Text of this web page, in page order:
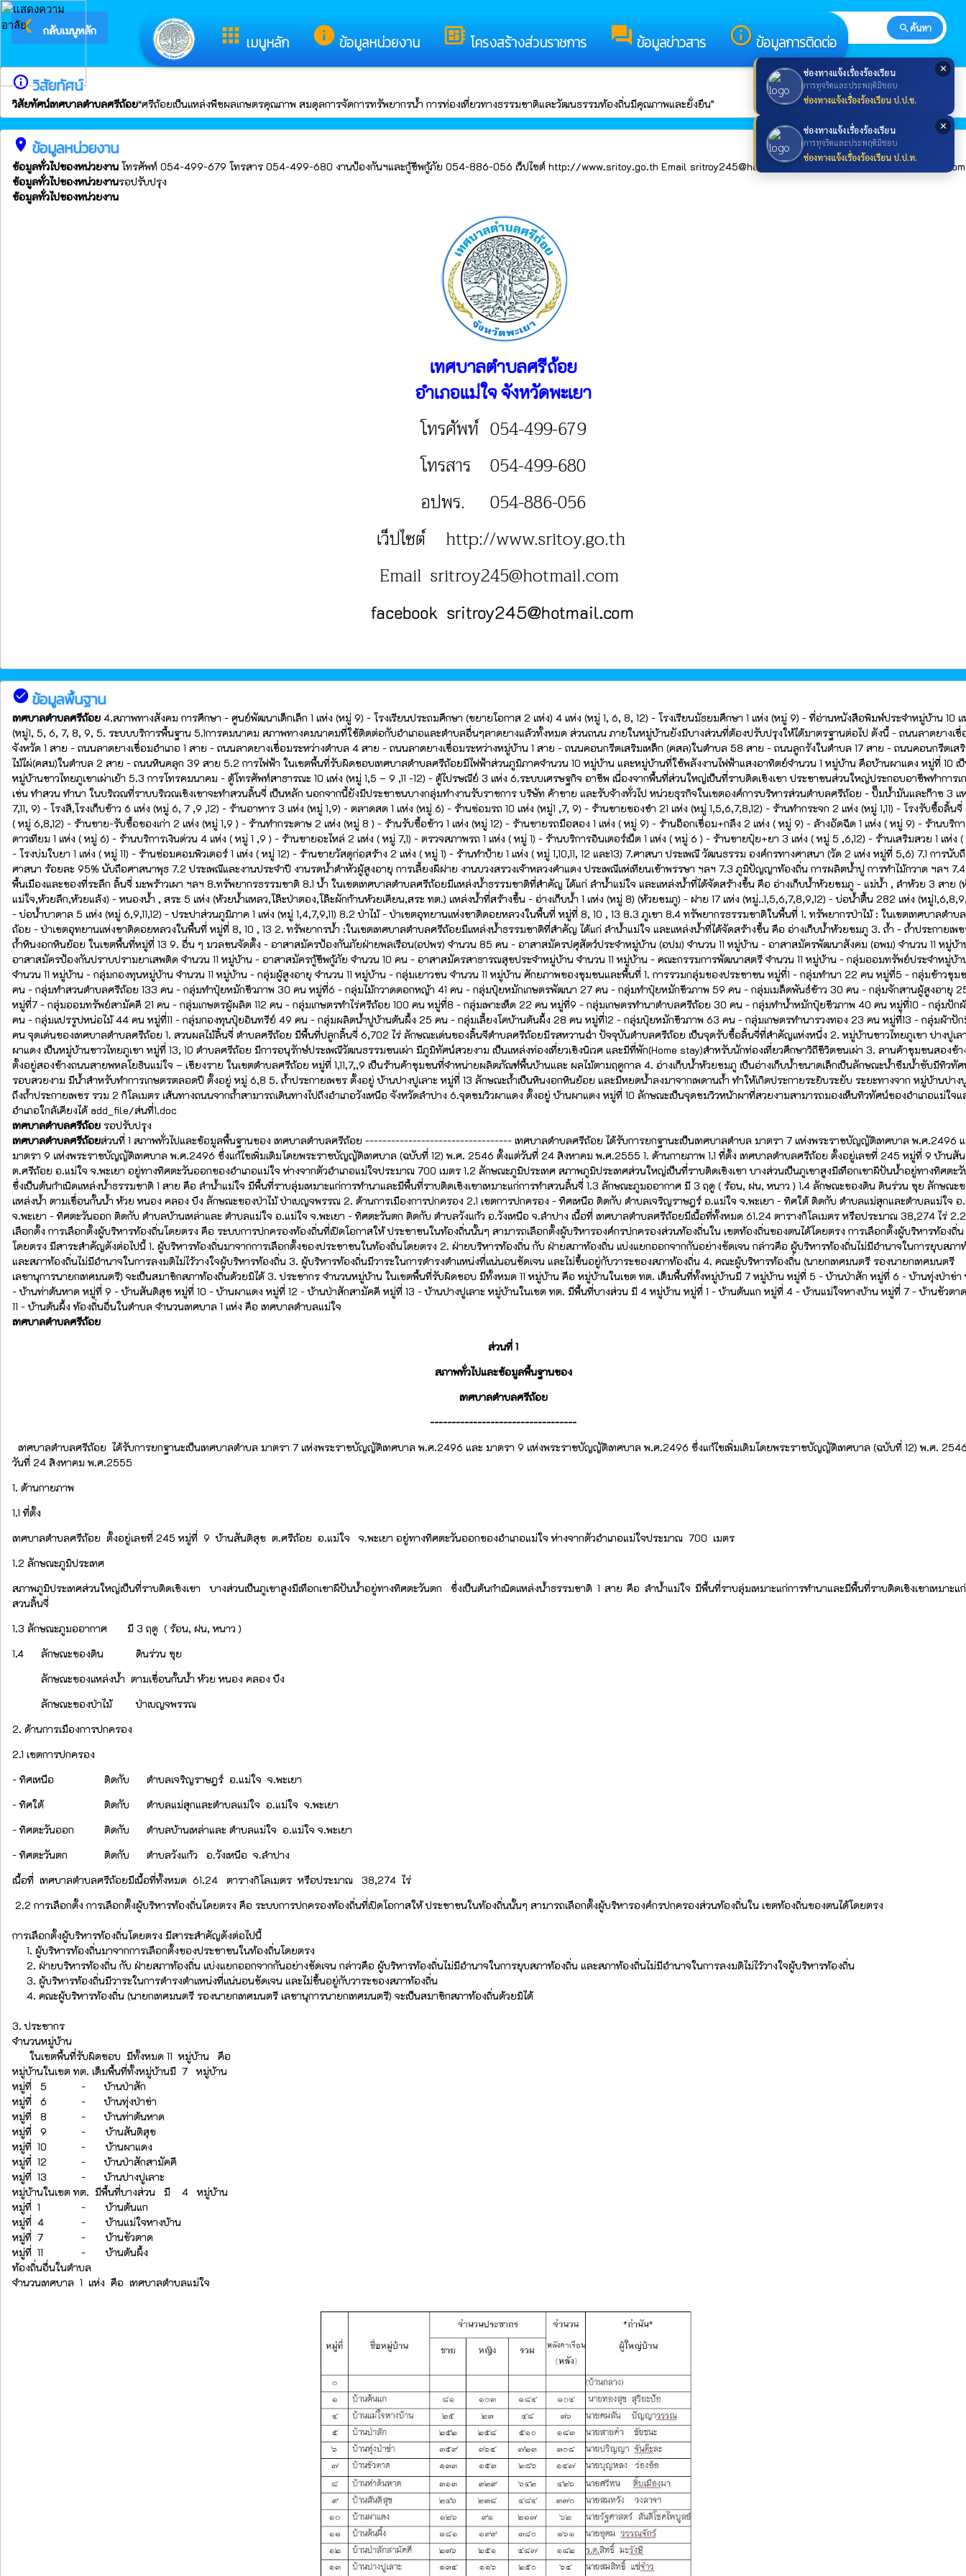
✕
ช่องทางแจ้งเรื่องร้องเรียน
การทุจริตและประพฤติมิชอบ
ช่องทางแจ้งเรื่องร้องเรียน ป.ป.ช.
✕
ช่องทางแจ้งเรื่องร้องเรียน
การทุจริตและประพฤติมิชอบ
ช่องทางแจ้งเรื่องร้องเรียน ป.ป.ท.
apps เมนูหลัก info ข้อมูลหน่วยงาน developer_board โครงสร้างส่วนราชการ forum ข้อมูลข่าวสาร info_outline ข้อมูลการติดต่อ
arrow_back_ios กลับเมนูหลัก ยินดีต้อนรับสู่เว็บไซต์ของ เทศบาลตำบลศรีถ้อย search search ค้นหา
info_outlineวิสัยทัศน์
วิสัยทัศน์เทศบาลตำบลศรีถ้อย“ศรีถ้อยเป็นแหล่งพืชผลเกษตรคุณภาพ สมดุลการจัดการทรัพยากรน้ำ การท่องเที่ยวทางธรรมชาติและวัฒนธรรมท้องถิ่นมีคุณภาพและยั่งยืน”
place ข้อมูลหน่วยงาน
ข้อมูลทั่วไปของหน่วยงาน โทรศัพท์ 054-499-679 โทรสาร 054-499-680 งานป้องกันฯและกู้ชีพกู้ภัย 054-886-056 เว็ปไซต์ http://www.sritoy.go.th Email sritroy245@hotmail.com facebook sritroy245@hotmail.com
ข้อมูลทั่วไปของหน่วยงานรอปรับปรุง
ข้อมูลทั่วไปของหน่วยงาน
เทศบาลตำบลศรีถ้อย
อำเภอแม่ใจ จังหวัดพะเยา
โทรศัพท์ 054-499-679
โทรสาร
054-499-680
อปพร.
054-886-056
เว็ปไซต์
http://www.sritoy.go.th
Email sritroy245@hotmail.com
facebook sritroy245@hotmail.com
check_circle ข้อมูลพื้นฐาน
เทศบาลตำบลศรีถ้อย 4.สภาพทางสังคม การศึกษา - ศูนย์พัฒนาเด็กเล็ก 1 แห่ง (หมู่ 9) - โรงเรียนประถมศึกษา (ขยายโอกาส 2 แห่ง) 4 แห่ง (หมู่ 1, 6, 8, 12) - โรงเรียนมัธยมศึกษา 1 แห่ง (หมู่ 9) - ที่อ่านหนังสือพิมพ์ประจำหมู่บ้าน 10 แ
(หมู่1, 5, 6, 7, 8, 9, 5. ระบบบริการพื้นฐาน 5.1การคมนาคม สภาพทางคมนาคมที่ใช้ติดต่อกับอำเภอและตำบลอื่นๆลาดยางแล้วทั้งหมด ส่วนถนน ภายในหมู่บ้านยังมีบางส่วนที่ต้องปรับปรุงให้ได้มาตรฐานต่อไป ดังนี้ - ถนนลาดยางเชื่
จังหวัด 1 สาย - ถนนลาดยางเชื่อมอำเภอ 1 สาย - ถนนลาดยางเชื่อมระหว่างตำบล 4 สาย - ถนนลาดยางเชื่อมระหว่างหมู่บ้าน 1 สาย - ถนนคอนกรีตเสริมเหล็ก (คสล)ในตำบล 58 สาย - ถนนลูกรังในตำบล 17 สาย - ถนนคอนกรีตเส
ไม้ไผ่(คสม)ในตำบล 2 สาย - ถนนหินคลุก 39 สาย 5.2 การไฟฟ้า ในเขตพื้นที่รับผิดชอบเทศบาลตำบลศรีถ้อยมีไฟฟ้าส่วนภูมิภาคจำนวน 10 หมู่บ้าน และหมู่บ้านที่ใช้พลังงานไฟฟ้าแสงอาทิตย์จำนวน 1 หมู่บ้าน คือบ้านผาแดง หมู่ที่ 10 เ
หมู่บ้านชาวไทยภูเขาเผ่าเย้า 5.3 การโทรคมนาคม - ตู้โทรศัพท์สาธารณะ 10 แห่ง (หมู่ 1,5 – 9 ,11 -12) - ตู้ไปรษณีย์ 3 แห่ง 6.ระบบเศรษฐกิจ อาชีพ เนื่องจากพื้นที่ส่วนใหญ่เป็นที่ราบติดเชิงเขา ประชาชนส่วนใหญ่ประกอบอาชีพทำการเ
เช่น ทำสวน ทำนา ในบริเวณที่ราบบริเวณเชิงเขาจะทำสวนลิ้นจี่ เป็นหลัก นอกจากนี้ยังมีประชาชนบางกลุ่มทำงานรับราชการ บริษัท ค้าขาย และรับจ้างทั่วไป หน่วยธุรกิจในเขตองค์การบริหารส่วนตำบลศรีถ้อย - ปั๊มน้ำมันและก๊าซ 3 แ
7,11, 9) - โรงสี,โรงเก็บข้าว 6 แห่ง (หมู่ 6, 7 ,9 ,12) - ร้านอาหาร 3 แห่ง (หมู่ 1,9) - ตลาดสด 1 แห่ง (หมู่ 6) - ร้านซ่อมรถ 10 แห่ง (หมู่1 ,7, 9) - ร้านขายของชำ 21 แห่ง (หมู่ 1,5,6,7,8,12) - ร้านทำกระจก 2 แห่ง (หมู่ 1,11) - โรงรับซื้อลิ้นจี่
( หมู่ 6,8,12) - ร้านขาย-รับซื้อของเก่า 2 แห่ง (หมู่ 1,9 ) - ร้านทำกระดาษ 2 แห่ง (หมู่ 8 ) - ร้านรับซื้อข้าว 1 แห่ง (หมู่ 12) - ร้านขายรถมือสอง 1 แห่ง ( หมู่ 9) - ร้านอ๊อกเชื่อม+กลึง 2 แห่ง ( หมู่ 9) - ล้างอัดฉีด 1 แห่ง ( หมู่ 9) - ร้านบริก
ดาวเทียม 1 แห่ง ( หมู่ 6) - ร้านบริการเงินด่วน 4 แห่ง ( หมู่ 1 ,9 ) - ร้านขายอะไหล่ 2 แห่ง ( หมู่ 7,1) - ตรวจสภาพรถ 1 แห่ง ( หมู่ 1) - ร้านบริการอินเตอร์เน็ต 1 แห่ง ( หมู่ 6 ) - ร้านขายปุ๋ย+ยา 3 แห่ง ( หมู่ 5 ,6,12) - ร้านเสริมสวย 1 แห่ง (
- โรงบ่มใบยา 1 แห่ง ( หมู่ 11) - ร้านซ่อมคอมพิวเตอร์ 1 แห่ง ( หมู่ 12) - ร้านขายวัสดุก่อสร้าง 2 แห่ง ( หมู่ 1) - ร้านทำป้าย 1 แห่ง ( หมู่ 1,10,11, 12 และ13) 7.ศาสนา ประเพณี วัฒนธรรม องค์กรทางศาสนา (วัด 2 แห่ง หมู่ที่ 5,6) 7.1 การนับ
ศาสนา ร้อยละ 95% นับถือศาสนาพุธ 7.2 ประเพณีและงานประจำปี งานรดน้ำดำหัวผู้สูงอายุ การเลี้ยงผีฝาย งานบวงสรวงเจ้าหลวงคำแดง ประเพณีแห่เทียนเข้าพรรษา ฯลฯ 7.3 ภูมิปัญญาท้องถิ่น การผลิตน้ำปู การทำไม้กวาด ฯลฯ
พื้นเมืองและของที่ระลึก ลิ้นจี่ มะพร้าวเผา ฯลฯ 8.ทรัพยากรธรรมชาติ 8.1 น้ำ ในเขตเทศบาลตำบลศรีถ้อยมีแหล่งน้ำธรรมชาติที่สำคัญ ได้แก่ ลำน้ำแม่ใจ และแหล่งน้ำที่ได้จัดสร้างขึ้น คือ อ่างเก็บน้ำห้วยชมภู - แม่น้ำ , ลำห้วย 3 สาย (
แม่ใจ,ห้วยลึก,ห้วยแล้ง) - หนองน้ำ , สระ 5 แห่ง (ห้วยน้ำแหลว,โล๊ะป่าตอง,โล๊ะผักก้านห้วยเคียน,สระ ทต.) แหล่งน้ำที่สร้างขึ้น - อ่างเก็บน้ำ 1 แห่ง (หมู่ 8) (ห้วยชมภู) - ฝาย 17 แห่ง (หมู่..1,5,6,7,8,9,12) - บ่อน้ำตื้น 282 แห่ง (หมู่
- บ่อน้ำบาดาล 5 แห่ง (หมู่ 6,9,11,12) - ประปาส่วนภูมิภาค 1 แห่ง (หมู่ 1,4,7,9,11) 8.2 ป่าไม้ - ป่าเขตอุทยานแห่งชาติดอยหลวงในพื้นที่ หมู่ที่ 8, 10 , 13 8.3 ภูเขา 8.4 ทรัพยากรธรรมชาติในพื้นที่ 1. ทรัพยากรป่าไม้ : ในเขตเทศบาลตำบ
ถ้อย - ป่าเขตอุทยานแห่งชาติดอยหลวงในพื้นที่ หมู่ที่ 8, 10 , 13 2. ทรัพยากรน้ำ :ในเขตเทศบาลตำบลศรีถ้อยมีแหล่งน้ำธรรมชาติที่สำคัญ ได้แก่ ลำน้ำแม่ใจ และแหล่งน้ำที่ได้จัดสร้างขึ้น คือ อ่างเก็บน้ำห้วยชมภู 3. ถ้ำ - ถ้ำประกายเพช
ถ้ำหินงอกหินย้อย ในเขตพื้นที่หมู่ที่ 13 9. อื่น ๆ มวลชนจัดตั้ง - อาสาสมัครป้องกันภัยฝ่ายพลเรือน(อปพร) จำนวน 85 คน - อาสาสมัครปศุสัตว์ประจำหมู่บ้าน (อปม) จำนวน 11 หมู่บ้าน - อาสาสมัครพัฒนาสังคม (อพม) จำนวน 11 หมู่บ้
อาสาสมัครป้องกันปราบปรามยาเสพติด จำนวน 11 หมู่บ้าน - อาสาสมัครกู้ชีพกู้ภัย จำนวน 10 คน - อาสาสมัครสาธารณสุขประจำหมู่บ้าน จำนวน 11 หมู่บ้าน - คณะกรรมการพัฒนาสตรี จำนวน 11 หมู่บ้าน - กลุ่มออมทรัพย์ประจำหมู่บ้า
จำนวน 11 หมู่บ้าน - กลุ่มกองทุนหมู่บ้าน จำนวน 11 หมู่บ้าน - กลุ่มผู้สูงอายุ จำนวน 11 หมู่บ้าน - กลุ่มเยาวชน จำนวน 11 หมู่บ้าน ศักยภาพของชุมชนและพื้นที่ 1. การรวมกลุ่มของประชาชน หมู่ที่1 - กลุ่มทำนา 22 คน หมู่ที่5 - กลุ่มข้าวชุม
คน - กลุ่มทำสวนตำบลศรีถ้อย 133 คน - กลุ่มทำปุ๋ยหมักชีวภาพ 30 คน หมู่ที่6 - กลุ่มไม้กวาดดอกหญ้า 41 คน - กลุ่มปุ๋ยหมักเกษตรพัฒนา 27 คน - กลุ่มทำปุ๋ยหมักชีวภาพ 59 คน - กลุ่มเมล็ดพันธ์ข้าว 30 คน - กลุ่มจักสานผู้สูงอายุ
หมู่ที่7 - กลุ่มออมทรัพย์สามัคคี 21 คน - กลุ่มเกษตรผู้ผลิต 112 คน - กลุ่มเกษตรทำไร่ศรีถ้อย 100 คน หมู่ที่8 - กลุ่มเพาะเห็ด 22 คน หมู่ที่9 - กลุ่มเกษตรทำนาตำบลศรีถ้อย 30 คน - กลุ่มทำน้ำหมักปุ๋ยชีวภาพ 40 คน หมู่ที่10 - กลุ่มปัก
คน - กลุ่มแปรรูปหน่อไม้ 44 คน หมู่ที่11 - กลุ่มกองทุนปุ๋ยอินทรีย์ 49 คน - กลุ่มผลิตน้ำปูบ้านต้นผึ้ง 25 คน - กลุ่มเลี้ยงโคบ้านต้นผึ้ง 28 คน หมู่ที่12 - กลุ่มปุ๋ยหมักชีวภาพ 63 คน - กลุ่มเกษตรทำนารวงทอง 23 คน หมู่ที่13 - กลุ่มผ้าปัก
คน จุดเด่นของเทศบาลตำบลศรีถ้อย 1. สวนผลไม้ลิ้นจี่ ตำบลศรีถ้อย มีพื้นที่ปลูกลิ้นจี่ 6,702 ไร่ ลักษณะเด่นของลิ้นจีตำบลศรีถ้อยมีรสหวานฉ่ำ ปัจจุบันตำบลศรีถ้อย เป็นจุดรับซื้อลิ้นจี่ที่สำคัญแห่งหนึ่ง 2. หมู่บ้านชาวไทยภูเขา ปางปูเล
ผาแดง เป็นหมู่บ้านชาวไทยภูเขา หมู่ที่ 13, 10 ตำบลศรีถ้อย มีการอนุรักษ์ประเพณีวัฒนธรรมชนเผ่า มีภูมิทัศน์สวยงาม เป็นแหล่งท่องเที่ยวเชิงนิเวศ และมีที่พัก(Home stay)สำหรับนักท่องเที่ยวศึกษาวิถีชีวิตชนเผ่า 3. ลานค้าชุมชนสองข้
ตั้งอยู่สองข้างถนนสายพหลโยธินแม่ใจ – เชียงราย ในเขตตำบลศรีถ้อย หมู่ที่ 1,11,7,,9 เป็นร้านค้าชุมชนที่จำหน่ายผลิตภัณฑ์พื้นบ้านและ ผลไม้ตามฤดูกาล 4. อ่างเก็บน้ำห้วยชมภู เป็นอ่างเก็บน้ำขนาดเล็กเป็นลักษณะน้ำซึมน้ำซับมีทิวทั
รอบสวยงาม มีน้ำสำหรับทำการเกษตรตลอดปี ตั้งอยู่ หมู่ 6,8 5. ถ้ำประกายเพชร ตั้งอยู่ บ้านปางปูเลาะ หมู่ที่ 13 ลักษณะถ้ำเป็นหินงอกหินย้อย และมีหยดน้ำลงมาจากเพดานถ้ำ ทำให้เกิดประกายระยิบระยับ ระยะทางจาก หมู่บ้านปาง
ถึงถ้ำประกายเพชร รวม 2 กิโลเมตร เส้นทางถนนจากถ้ำสามารถเดินทางไปถึงอำเภอวังเหนือ จังหวัดลำปาง 6.จุดชมวิวผาแดง ตั้งอยู่ บ้านผาแดง หมู่ที่ 10 ลักษณะเป็นจุดชมวิวหน้าผาที่สวยงามสามารถมองเห็นทิวทัศน์ของอำเภอแม่ใจแ
อำเภอใกล้เคียงได้ add_file/ส่นที่1.doc
เทศบาลตำบลศรีถ้อย รอปรับปรุง
เทศบาลตำบลศรีถ้อยส่วนที่ 1 สภาพทั่วไปและข้อมูลพื้นฐานของ เทศบาลตำบลศรีถ้อย ---------------------------------- เทศบาลตำบลศรีถ้อย ได้รับการยกฐานะเป็นเทศบาลตำบล มาตรา 7 แห่งพระราชบัญญัติเทศบาล พ.ศ.2496
มาตรา 9 แห่งพระราชบัญญัติเทศบาล พ.ศ.2496 ซึ่งแก้ไขเพิ่มเติมโดยพระราชบัญญัติเทศบาล (ฉบับที่ 12) พ.ศ. 2546 ตั้งแต่วันที่ 24 สิงหาคม พ.ศ.2555 1. ด้านกายภาพ 1.1 ที่ตั้ง เทศบาลตำบลศรีถ้อย ตั้งอยู่เลขที่ 245 หมู่ที่ 9 บ้านสั
ต.ศรีถ้อย อ.แม่ใจ จ.พะเยา อยู่ทางทิศตะวันออกของอำเภอแม่ใจ ห่างจากตัวอำเภอแม่ใจประมาณ 700 เมตร 1.2 ลักษณะภูมิประเทศ สภาพภูมิประเทศส่วนใหญ่เป็นที่ราบติดเชิงเขา บางส่วนเป็นภูเขาสูงมีเทือกเขาผีปันน้ำอยู่ทางทิศตะ
ซึ่งเป็นต้นกำเนิดแหล่งน้ำธรรมชาติ 1 สาย คือ ลำน้ำแม่ใจ มีพื้นที่ราบลุ่มเหมาะแก่การทำนาและมีพื้นที่ราบติดเชิงเขาเหมาะแก่การทำสวนลิ้นจี่ 1.3 ลักษณะภูมออากาศ มี 3 ฤดู ( ร้อน, ฝน, หนาว ) 1.4 ลักษณะของดิน ดินร่วน ซุย ลักษณะ
แหล่งน้ำ ตามเขื่อนกั้นน้ำ ห้วย หนอง คลอง บึง ลักษณะของป่าไม้ ป่าเบญจพรรณ 2. ด้านการเมืองการปกครอง 2.1 เขตการปกครอง - ทิศเหนือ ติดกับ ตำบลเจริญราษฎร์ อ.แม่ใจ จ.พะเยา - ทิศใต้ ติดกับ ตำบลแม่สุกและตำบลแม่ใจ อ
จ.พะเยา - ทิศตะวันออก ติดกับ ตำบลบ้านเหล่าและ ตำบลแม่ใจ อ.แม่ใจ จ.พะเยา - ทิศตะวันตก ติดกับ ตำบลวังแก้ว อ.วังเหนือ จ.ลำปาง เนื้อที่ เทศบาลตำบลศรีถ้อยมีเนื้อที่ทั้งหมด 61.24 ตารางกิโลเมตร หรือประมาณ 38,274 ไร่
เลือกตั้ง การเลือกตั้งผู้บริหารท้องถิ่นโดยตรง คือ ระบบการปกครองท้องถิ่นที่เปิดโอกาสให้ ประชาชนในท้องถิ่นนั้นๆ สามารถเลือกตั้งผู้บริหารองค์กรปกครองส่วนท้องถิ่นใน เขตท้องถิ่นของตนได้โดยตรง การเลือกตั้งผู้บริหารท้องถิ่น
โดยตรง มีสาระสำคัญดังต่อไปนี้ 1. ผู้บริหารท้องถิ่นมาจากการเลือกตั้งของประชาชนในท้องถิ่นโดยตรง 2. ฝ่ายบริหารท้องถิ่น กับ ฝ่ายสภาท้องถิ่น แบ่งแยกออกจากกันอย่างชัดเจน กล่าวคือ ผู้บริหารท้องถิ่นไม่มีอำนาจในการยุบสภา
และสภาท้องถิ่นไม่มีอำนาจในการลงมติไม่ไว้วางใจผู้บริหารท้องถิ่น 3. ผู้บริหารท้องถิ่นมีวาระในการดำรงตำแหน่งที่แน่นอนชัดเจน และไม่ขึ้นอยู่กับวาระของสภาท้องถิ่น 4. คณะผู้บริหารท้องถิ่น (นายกเทศมนตรี รองนายกเทศมนตรี
เลขานุการนายกเทศมนตรี) จะเป็นสมาชิกสภาท้องถิ่นด้วยมิได้ 3. ประชากร จำนวนหมู่บ้าน ในเขตพื้นที่รับผิดชอบ มีทั้งหมด 11 หมู่บ้าน คือ หมู่บ้านในเขต ทต. เต็มพื้นที่ทั้งหมู่บ้านมี 7 หมู่บ้าน หมู่ที่ 5 - บ้านป่าสัก หมู่ที่ 6 - บ้านทุ่งป่าข่
- บ้านท่าต้นหาด หมู่ที่ 9 - บ้านสันติสุข หมู่ที่ 10 - บ้านผาแดง หมู่ที่ 12 - บ้านป่าสักสามัคคี หมู่ที่ 13 - บ้านปางปูเลาะ หมู่บ้านในเขต ทต. มีพื้นที่บางส่วน มี 4 หมู่บ้าน หมู่ที่ 1 - บ้านต้นแก หมู่ที่ 4 - บ้านแม่ใจหางบ้าน หมู่ที่ 7 - บ้านขัวตา
11 - บ้านต้นผึ้ง ท้องถิ่นอื่นในตำบล จำนวนเทศบาล 1 แห่ง คือ เทศบาลตำบลแม่ใจ
เทศบาลตำบลศรีถ้อย
ส่วนที่ 1
สภาพทั่วไปและข้อมูลพื้นฐานของ
เทศบาลตำบลศรีถ้อย
----------------------------------
เทศบาลตำบลศรีถ้อย ได้รับการยกฐานะเป็นเทศบาลตำบล มาตรา 7 แห่งพระราชบัญญัติเทศบาล พ.ศ.2496 และ มาตรา 9 แห่งพระราชบัญญัติเทศบาล พ.ศ.2496 ซึ่งแก้ไขเพิ่มเติมโดยพระราชบัญญัติเทศบาล (ฉบับที่ 12) พ.ศ.
วันที่ 24 สิงหาคม พ.ศ.2555
1. ด้านกายภาพ
1.1 ที่ตั้ง
เทศบาลตำบลศรีถ้อย ตั้งอยู่เลขที่ 245 หมู่ที่ 9 บ้านสันติสุข ต.ศรีถ้อย อ.แม่ใจ จ.พะเยา อยู่ทางทิศตะวันออกของอำเภอแม่ใจ ห่างจากตัวอำเภอแม่ใจประมาณ 700 เมตร
1.2 ลักษณะภูมิประเทศ
สภาพภูมิประเทศส่วนใหญ่เป็นที่ราบติดเชิงเขา บางส่วนเป็นภูเขาสูงมีเทือกเขาผีปันน้ำอยู่ทางทิศตะวันตก ซึ่งเป็นต้นกำเนิดแหล่งน้ำธรรมชาติ 1 สาย คือ ลำน้ำแม่ใจ มีพื้นที่ราบลุ่มเหมาะแก่การทำนาและมีพื้นที่ราบติดเชิงเขาเหมาะแ
สวนลิ้นจี่
1.3 ลักษณะภูมออากาศ
มี 3 ฤดู ( ร้อน, ฝน, หนาว )
1.4 ลักษณะของดิน
ดินร่วน ซุย
ลักษณะของแหล่งน้ำ ตามเขื่อนกั้นน้ำ ห้วย หนอง คลอง บึง
ลักษณะของป่าไม้
ป่าเบญจพรรณ
2. ด้านการเมืองการปกครอง
2.1 เขตการปกครอง
- ทิศเหนือ
ติดกับ ตำบลเจริญราษฎร์ อ.แม่ใจ จ.พะเยา
- ทิศใต้
ติดกับ ตำบลแม่สุกและตำบลแม่ใจ อ.แม่ใจ จ.พะเยา
- ทิศตะวันออก
ติดกับ ตำบลบ้านเหล่าและ ตำบลแม่ใจ อ.แม่ใจ จ.พะเยา
- ทิศตะวันตก
ติดกับ ตำบลวังแก้ว อ.วังเหนือ จ.ลำปาง
เนื้อที่ เทศบาลตำบลศรีถ้อยมีเนื้อที่ทั้งหมด 61.24 ตารางกิโลเมตร หรือประมาณ 38,274 ไร่
2.2 การเลือกตั้ง การเลือกตั้งผู้บริหารท้องถิ่นโดยตรง คือ ระบบการปกครองท้องถิ่นที่เปิดโอกาสให้ ประชาชนในท้องถิ่นนั้นๆ สามารถเลือกตั้งผู้บริหารองค์กรปกครองส่วนท้องถิ่นใน เขตท้องถิ่นของตนได้โดยตรง
การเลือกตั้งผู้บริหารท้องถิ่นโดยตรง มีสาระสำคัญดังต่อไปนี้
1. ผู้บริหารท้องถิ่นมาจากการเลือกตั้งของประชาชนในท้องถิ่นโดยตรง
2. ฝ่ายบริหารท้องถิ่น กับ ฝ่ายสภาท้องถิ่น แบ่งแยกออกจากกันอย่างชัดเจน กล่าวคือ ผู้บริหารท้องถิ่นไม่มีอำนาจในการยุบสภาท้องถิ่น และสภาท้องถิ่นไม่มีอำนาจในการลงมติไม่ไว้วางใจผู้บริหารท้องถิ่น
3. ผู้บริหารท้องถิ่นมีวาระในการดำรงตำแหน่งที่แน่นอนชัดเจน และไม่ขึ้นอยู่กับวาระของสภาท้องถิ่น
4. คณะผู้บริหารท้องถิ่น (นายกเทศมนตรี รองนายกเทศมนตรี เลขานุการนายกเทศมนตรี) จะเป็นสมาชิกสภาท้องถิ่นด้วยมิได้
3. ประชากร
จำนวนหมู่บ้าน
ในเขตพื้นที่รับผิดชอบ มีทั้งหมด 11 หมู่บ้าน คือ
หมู่บ้านในเขต ทต. เต็มพื้นที่ทั้งหมู่บ้านมี 7 หมู่บ้าน
หมู่ที่ 5
-
บ้านป่าสัก
หมู่ที่ 6
-
บ้านทุ่งป่าข่า
หมู่ที่ 8
-
บ้านท่าต้นหาด
หมู่ที่ 9
- บ้านสันติสุข
หมู่ที่ 10
- บ้านผาแดง
หมู่ที่ 12
-
บ้านป่าสักสามัคคี
หมู่ที่ 13
-
บ้านปางปูเลาะ
หมู่บ้านในเขต ทต. มีพื้นที่บางส่วน มี 4 หมู่บ้าน
หมู่ที่ 1
- บ้านต้นแก
หมู่ที่ 4
- บ้านแม่ใจหางบ้าน
หมู่ที่ 7
- บ้านขัวตาด
หมู่ที่ 11
- บ้านต้นผึ้ง
ท้องถิ่นอื่นในตำบล
จำนวนเทศบาล 1 แห่ง คือ เทศบาลตำบลแม่ใจ